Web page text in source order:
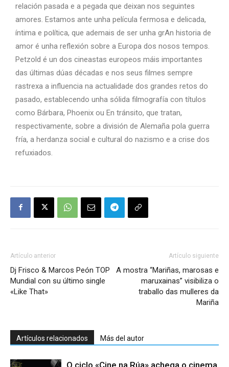
relación pasada e a pegada que deixan nos seguintes
amores. Estamos ante unha película fermosa e delicada,
íntima e política, que ademais de ser unha grAn historia de
amor é unha reflexión sobre a Europa dos nosos tempos.
Petzold é un dos cineastas europeos máis importantes
das últimas dúas décadas e nos seus filmes sempre
rastrexa a influencia na actualidade dos grandes retos do
pasado, establecendo unha sólida filmografía con títulos
como Bárbara, Phoenix ou En tránsito, que tratan,
respectivamente, sobre a división de Alemaña pola guerra
fría, a herdanza social e cultural do nazismo e a crise dos
refuxiados.
Artículo anterior
Dj Frisco & Marcos Peón TOP
Mundial con su último single
«Like That»
Artículo siguiente
A mostra “Mariñas, marosas e
maruxainas” visibiliza o
traballo das mulleres da
Mariña
Artículos relacionados Más del autor
O ciclo «Cine na Rúa» achega o cinema